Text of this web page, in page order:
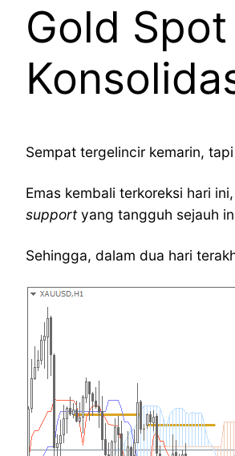
Gold
Sempat tergelincir kemarin,
Emas kembali terkoreksi hari
support yang tangguh sejauh
Sehingga, dalam dua hari